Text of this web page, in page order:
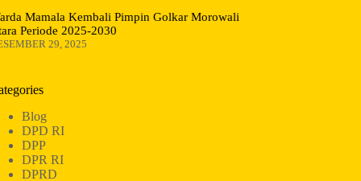
Mamala Kembali Pimpin Golkar Morowali
Periode 2025-2030
29, 2025
Blog
DPD RI
DPP
DPR RI
DPRD